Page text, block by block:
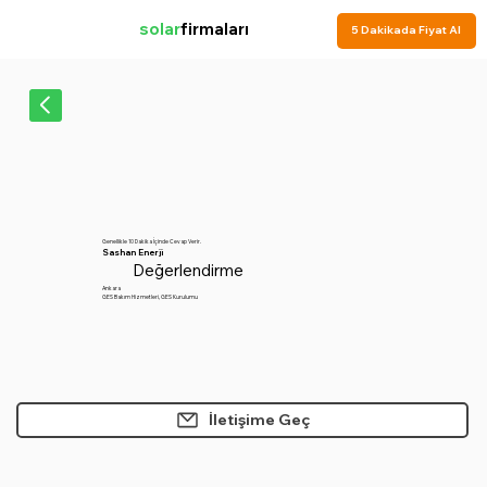
solarfirmaları 5 Dakikada Fiyat Al
Genellikle 10 Dakika İçinde Cevap Verir.
Sashan Enerji
Değerlendirme Yok
Ankara
GES Bakım Hizmetleri, GES Kurulumu
İletişime Geç